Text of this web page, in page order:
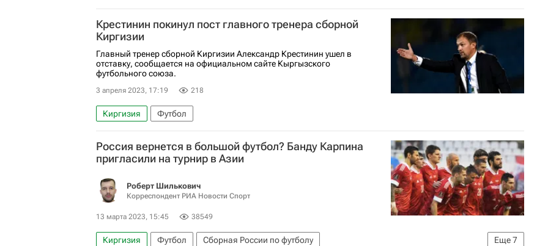
Афганистан
Сборная России по футболу Сборная Таджикистана по футболу
Крестинин покинул пост главного тренера сборной
Киргизии
Главный тренер сборной Киргизии Александр Крестинин ушел в
отставку, сообщается на официальном сайте Кыргызского
футбольного союза.
3 апреля 2023, 17:19 218
Киргизия Футбол
Россия вернется в большой футбол? Банду Карпина
пригласили на турнир в Азии
Роберт Шилькович
Корреспондент РИА Новости Спорт
13 марта 2023, 15:45 38549
Еще7
Киргизия Футбол
Сборная России по футболу